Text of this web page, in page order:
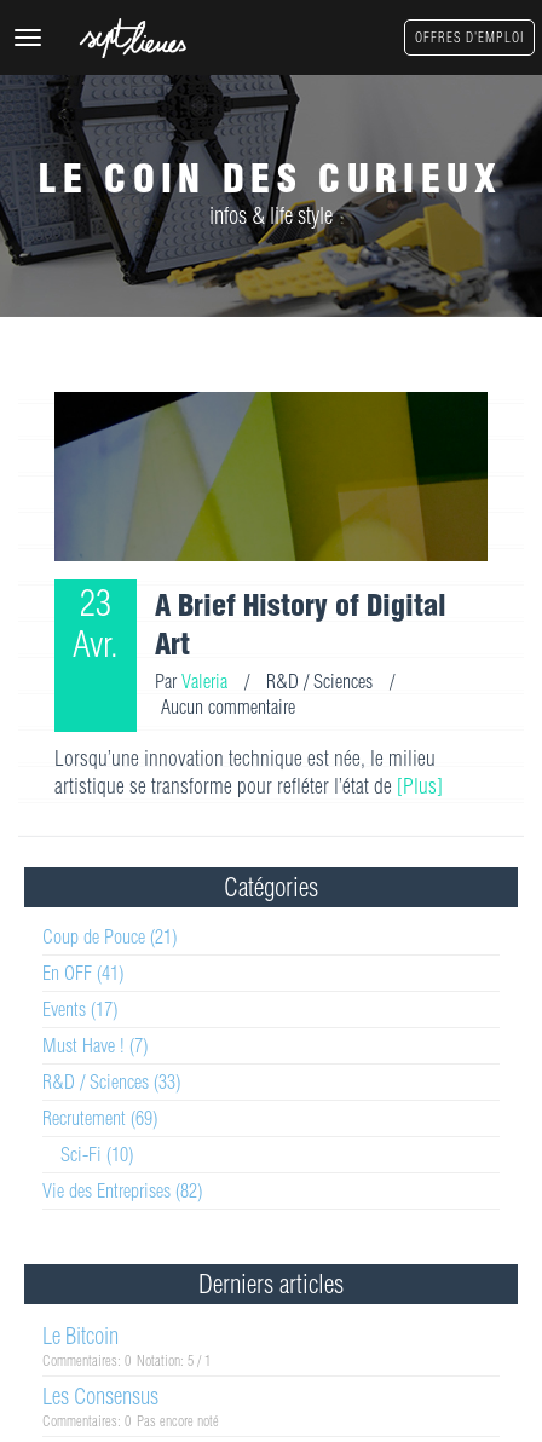
Toggle
OFFRES D'EMPLOI
LE COIN DES CURIEUX
infos & life style
23
Avr.
A Brief History of Digital
Art
Par Valeria / R&D / Sciences
/
Aucun commentaire
Lorsqu’une innovation technique est née, le milieu
artistique se transforme pour refléter l’état de [Plus]
Catégories
Coup de Pouce (21)
En OFF (41)
Events (17)
Must Have ! (7)
R&D / Sciences (33)
Recrutement (69)
Sci-Fi (10)
Vie des Entreprises (82)
Derniers articles
Le Bitcoin
Commentaires: 0 Notation: 5 / 1
Les Consensus
Commentaires: 0 Pas encore noté